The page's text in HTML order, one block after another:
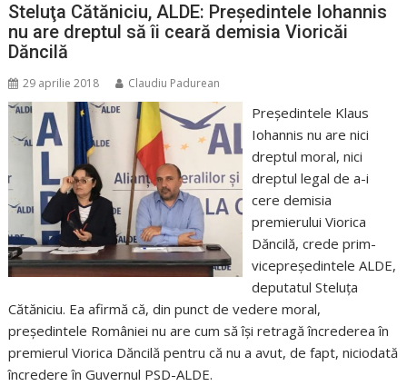
Steluţa Cătăniciu, ALDE: Preşedintele Iohannis
nu are dreptul să îi ceară demisia Vioricăi
Dăncilă
29 aprilie 2018 Claudiu Padurean
Preşedintele Klaus
Iohannis nu are nici
dreptul moral, nici
dreptul legal de a-i
cere demisia
premierului Viorica
Dăncilă, crede prim-
vicepreşedintele ALDE,
deputatul Steluţa
Cătăniciu. Ea afirmă că, din punct de vedere moral,
preşedintele României nu are cum să îşi retragă încrederea în
premierul Viorica Dăncilă pentru că nu a avut, de fapt, niciodată
încredere în Guvernul PSD-ALDE.